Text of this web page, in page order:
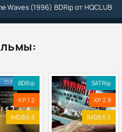
Waves (1996) BDRip от HQCLUB
(1996) BDRip-AVC от Rulya74
Waves (1996) DVDRip от Scarabey
Waves (1996) DVDRip от Scarabey
Waves (1996) DVDRip-AVC от
BDRip
KP 7.2
IMDB 6.6
SATRip
KP 2.9
IMDB 5.5